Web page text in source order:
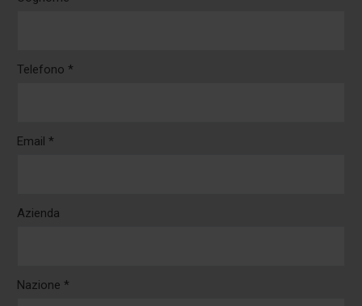
Telefono *
Email *
Azienda
Nazione *